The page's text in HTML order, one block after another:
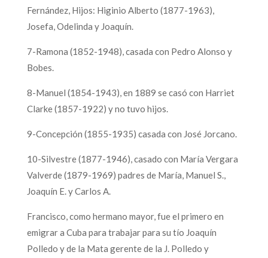
Fernández, Hijos: Higinio Alberto (1877-1963),
Josefa, Odelinda y Joaquín.
7-Ramona (1852-1948), casada con Pedro Alonso y
Bobes.
8-Manuel (1854-1943), en 1889 se casó con Harriet
Clarke (1857-1922) y no tuvo hijos.
9-Concepción (1855-1935) casada con José Jorcano.
10-Silvestre (1877-1946), casado con María Vergara
Valverde (1879-1969) padres de María, Manuel S.,
Joaquín E. y Carlos A.
Francisco, como hermano mayor, fue el primero en
emigrar a Cuba para trabajar para su tío Joaquín
Polledo y de la Mata gerente de la J. Polledo y